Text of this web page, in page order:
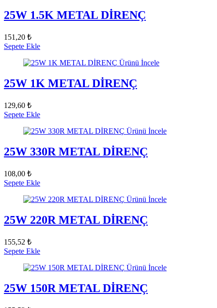
25W 1.5K METAL DİRENÇ
151,20 ₺
Sepete Ekle
Ürünü İncele
25W 1K METAL DİRENÇ
129,60 ₺
Sepete Ekle
Ürünü İncele
25W 330R METAL DİRENÇ
108,00 ₺
Sepete Ekle
Ürünü İncele
25W 220R METAL DİRENÇ
155,52 ₺
Sepete Ekle
Ürünü İncele
25W 150R METAL DİRENÇ